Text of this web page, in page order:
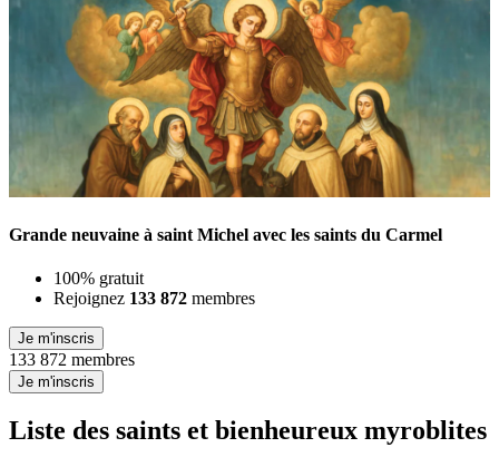
Grande neuvaine à saint Michel avec les saints du Carmel
100% gratuit
Rejoignez 133 872 membres
Je m'inscris
133 872 membres
Je m'inscris
Liste des saints et bienheureux myroblites